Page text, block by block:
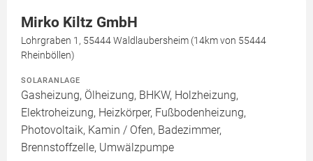
Mirko Kiltz GmbH
Lohrgraben 1, 55444 Waldlaubersheim (14km von 55444
Rheinböllen)
SOLARANLAGE
Gasheizung, Ölheizung, BHKW, Holzheizung,
Elektroheizung, Heizkörper, Fußbodenheizung,
Photovoltaik, Kamin / Ofen, Badezimmer,
Brennstoffzelle, Umwälzpumpe